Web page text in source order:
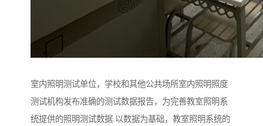
室内照明测试单位，学校和其他公共场所室内照明照度
测试机构发布准确的测试数据报告，为完善教室照明系
统提供的照明测试数据.以数据为基础，教室照明系统的